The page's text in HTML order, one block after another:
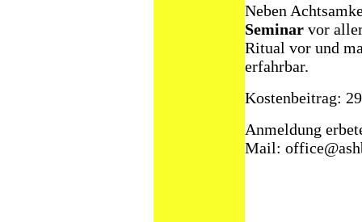
Neben
Seminar vor
Ritual vor und
erfahrbar.
Kostenbeitrag:
Anmeldung
Mail: